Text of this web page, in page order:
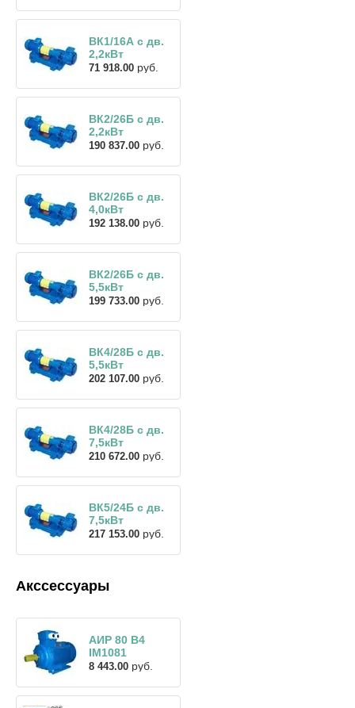
ВК1/16А с дв.
2,2кВт
71 918.00 руб.
ВК2/26Б с дв.
2,2кВт
190 837.00 руб.
ВК2/26Б с дв.
4,0кВт
192 138.00 руб.
ВК2/26Б с дв.
5,5кВт
199 733.00 руб.
ВК4/28Б с дв.
5,5кВт
202 107.00 руб.
ВК4/28Б с дв.
7,5кВт
210 672.00 руб.
ВК5/24Б с дв.
7,5кВт
217 153.00 руб.
Акссессуары
АИР 80 В4
IM1081
8 443.00 руб.